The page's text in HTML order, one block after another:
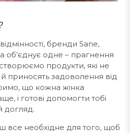
бренди Sane,
об’єднує одне – прагнення
продукти, які не
й приносять задоволення від
що кожна жінка
і готові допомогти тобі
догляд.
все необхідне для того, щоб